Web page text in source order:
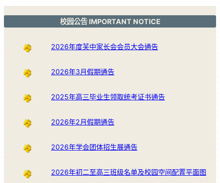
校园公告 IMPORTANT NOTICE
2026年度芙中家长会会员大会通告
2026年3月假期通告
2025年高三毕业生领取统考证书通告
2026年2月假期通告
2026年学会团体招生展通告
2026年初二至高三班级名单及校园空间配置平面图